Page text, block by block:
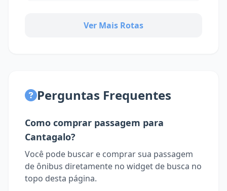
Ver Mais Rotas
Perguntas Frequentes
Como comprar passagem para
Cantagalo?
Você pode buscar e comprar sua passagem
de ônibus diretamente no widget de busca no
topo desta página.